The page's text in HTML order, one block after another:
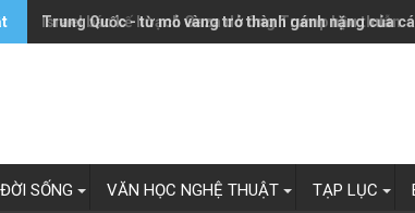
Trung Quốc - từ mỏ vàng trở thành gánh nặng của
Israel bác kế hoạch Gaza do ông Trump hậu thuẫn
SỐNG VĂN HỌC NGHỆ THUẬT TẠP LỤC